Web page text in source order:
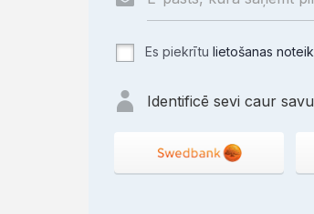
Es piekrītu lietošanas
Identificē sevi caur